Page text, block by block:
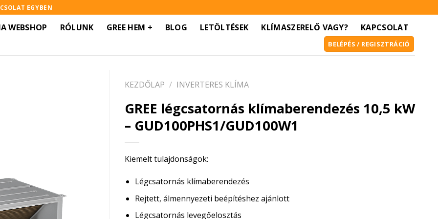
EGYBEN
WEBSHOP RÓLUNK GREE HEM + BLOG LETÖLTÉSEK KLÍMASZERELŐ VAGY? KAPCSOLAT
BELÉPÉS / REGISZTRÁCIÓ
KEZDŐLAP / INVERTERES KLÍMA
GREE légcsatornás klímaberendezés 10,5 kW
– GUD100PHS1/GUD100W1
Kiemelt tulajdonságok:
Légcsatornás klímaberendezés
Rejtett, álmennyezeti beépítéshez ajánlott
Légcsatornás levegőelosztás